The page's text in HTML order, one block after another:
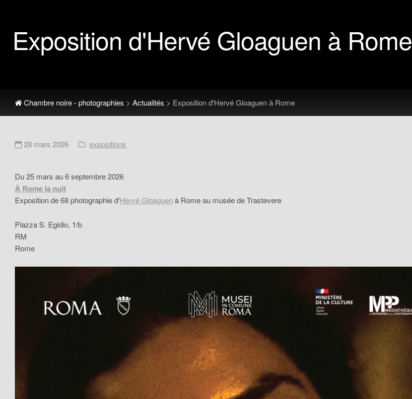
Exposition d'Hervé Gloaguen à Rome
Chambre noire - photographies > Actualités > Exposition d'Hervé Gloaguen à Rome
28 mars 2026 expositions
Du 25 mars au 6 septembre 2026
À Rome la nuit
Exposition de 68 photographie d'Hervé Gloaguenà Rome au musée de Trastevere
Piazza S. Egidio, 1/b
RM
Rome